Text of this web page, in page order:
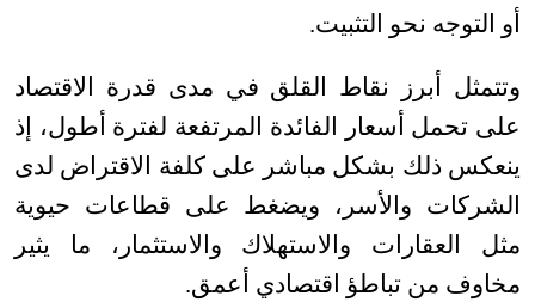
أو التوجه نحو التثبيت.
وتتمثل أبرز نقاط القلق في مدى قدرة الاقتصاد
على تحمل أسعار الفائدة المرتفعة لفترة أطول، إذ
ينعكس ذلك بشكل مباشر على كلفة الاقتراض لدى
الشركات والأسر، ويضغط على قطاعات حيوية
مثل العقارات والاستهلاك والاستثمار، ما يثير
مخاوف من تباطؤ اقتصادي أعمق.